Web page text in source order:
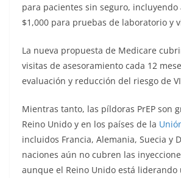
para pacientes sin seguro,
$1,000 para pruebas de laboratorio y
La nueva propuesta de Medicare
visitas de asesoramiento cada 12
evaluación y reducción del riesgo de
Mientras tanto, las píldoras PrEP son
Reino Unido y en los países de la
incluidos Francia, Alemania, Suecia y
naciones aún no cubren las
aunque el Reino Unido está liderando